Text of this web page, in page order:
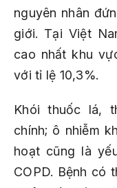
nguyên nhân
giới. Tại Việt
cao nhất khu
với tỉ lệ 10,3%.
Khói thuốc lá,
chính; ô nhiễm
hoạt cũng là
COPD. Bệnh có